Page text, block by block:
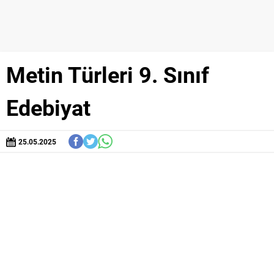
Metin Türleri 9. Sınıf
Edebiyat
25.05.2025